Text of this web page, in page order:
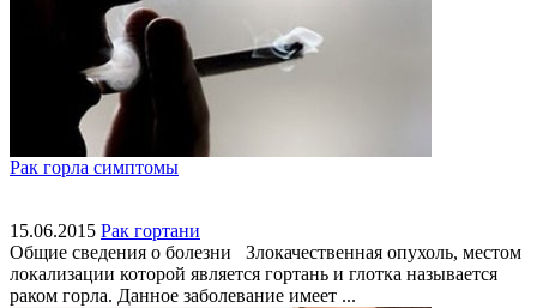
Рак горла симптомы
15.06.2015 Рак гортани
Общие сведения о болезни Злокачественная опухоль, местом
локализации которой является гортань и глотка называется
раком горла. Данное заболевание имеет ...